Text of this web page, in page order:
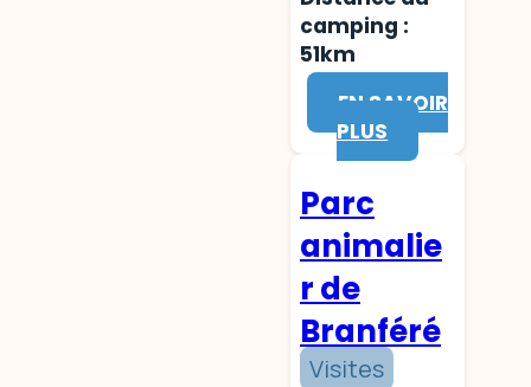
camping :
51km
EN SAVOIR
PLUS
Parc
animalie
r de
Branféré
Visites